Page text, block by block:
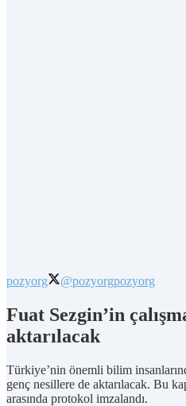
pozyorg @pozyorgpozyorg
Fuat Sezgin’in
aktarılacak
Türkiye’nin önemli bilim
genç nesillere de aktarılacak. Bu
arasında protokol imzalandı.